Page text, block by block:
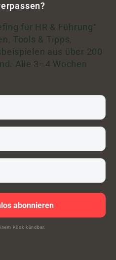
für HR & Führung“
Tools & Tipps,
aus über 200
Alle 3–4 Wochen
abonnieren
Klick kündbar.